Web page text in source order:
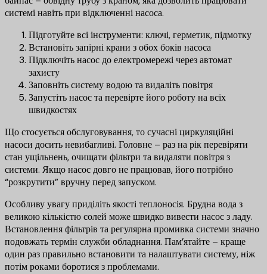
системі навіть при відключенні насоса.
Підготуйте всі інструменти: ключі, герметик, підмотку
Встановіть запірні крани з обох боків насоса
Підключіть насос до електромережі через автомат
захисту
Заповніть систему водою та видаліть повітря
Запустіть насос та перевірте його роботу на всіх
швидкостях
Що стосується обслуговування, то сучасні циркуляційні
насоси досить невибагливі. Головне – раз на рік перевіряти
стан ущільнень, очищати фільтри та видаляти повітря з
системи. Якщо насос довго не працював, його потрібно
“розкрутити” вручну перед запуском.
Особливу увагу приділіть якості теплоносія. Брудна вода з
великою кількістю солей може швидко вивести насос з ладу.
Встановлення фільтрів та регулярна промивка системи значно
подовжать термін служби обладнання. Пам’ятайте – краще
один раз правильно встановити та налаштувати систему, ніж
потім роками боротися з проблемами.